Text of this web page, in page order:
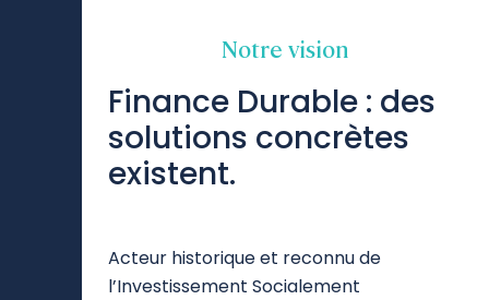
Notre vision
Finance Durable : des
solutions concrètes
existent.
Acteur historique et reconnu de
l’Investissement Socialement